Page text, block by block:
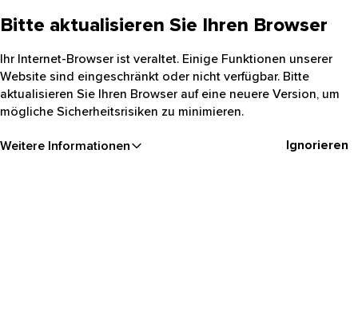
Bitte aktualisieren Sie Ihren Browser
Ihr Internet-Browser ist veraltet. Einige Funktionen unserer
Website sind eingeschränkt oder nicht verfügbar. Bitte
aktualisieren Sie Ihren Browser auf eine neuere Version, um
mögliche Sicherheitsrisiken zu minimieren.
Weitere Informationen Ignorieren